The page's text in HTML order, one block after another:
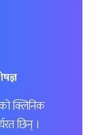
क्लिनिक
छिन् ।